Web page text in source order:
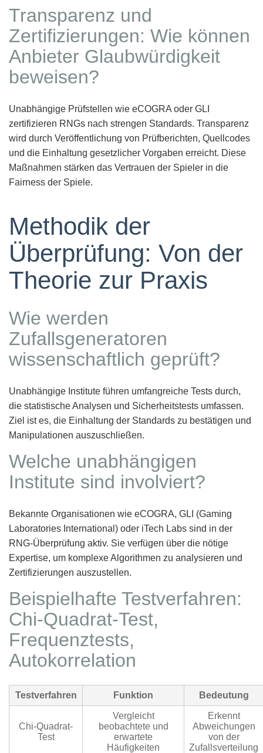
Transparenz und
Zertifizierungen: Wie können
Anbieter Glaubwürdigkeit
beweisen?
Unabhängige Prüfstellen wie eCOGRA oder GLI
zertifizieren RNGs nach strengen Standards. Transparenz
wird durch Veröffentlichung von Prüfberichten, Quellcodes
und die Einhaltung gesetzlicher Vorgaben erreicht. Diese
Maßnahmen stärken das Vertrauen der Spieler in die
Fairness der Spiele.
Methodik der
Überprüfung: Von der
Theorie zur Praxis
Wie werden
Zufallsgeneratoren
wissenschaftlich geprüft?
Unabhängige Institute führen umfangreiche Tests durch,
die statistische Analysen und Sicherheitstests umfassen.
Ziel ist es, die Einhaltung der Standards zu bestätigen und
Manipulationen auszuschließen.
Welche unabhängigen
Institute sind involviert?
Bekannte Organisationen wie eCOGRA, GLI (Gaming
Laboratories International) oder iTech Labs sind in der
RNG-Überprüfung aktiv. Sie verfügen über die nötige
Expertise, um komplexe Algorithmen zu analysieren und
Zertifizierungen auszustellen.
Beispielhafte Testverfahren:
Chi-Quadrat-Test,
Frequenztests,
Autokorrelation
Testverfahren Funktion Bedeutung
Chi-Quadrat-
Test
Vergleicht
beobachtete und
erwartete
Häufigkeiten
Erkennt
Abweichungen
von der
Zufallsverteilung